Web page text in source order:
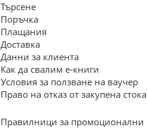
Търсене
Поръчка
Плащания
Доставка
Данни за клиента
Как да свалим е-книги
Условия за ползване на ваучер
Право на отказ от закупена стока
Правилници за промоционални